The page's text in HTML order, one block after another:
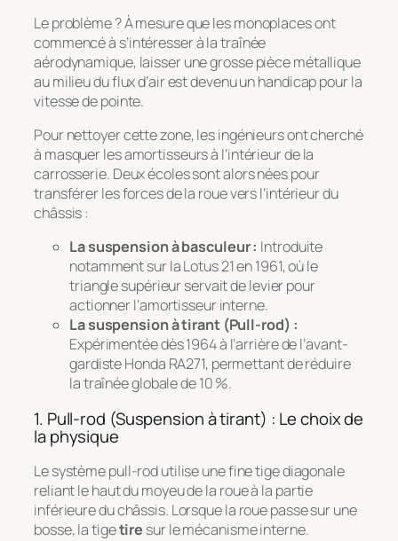
Le problème ? À mesure que les monoplaces ont
commencé à s’intéresser à la traînée
aérodynamique, laisser une grosse pièce métallique
au milieu du flux d’air est devenu un handicap pour la
vitesse de pointe.
Pour nettoyer cette zone, les ingénieurs ont cherché
à masquer les amortisseurs à l’intérieur de la
carrosserie. Deux écoles sont alors nées pour
transférer les forces de la roue vers l’intérieur du
châssis :
La suspension à basculeur : Introduite
notamment sur la Lotus 21 en 1961, où le
triangle supérieur servait de levier pour
actionner l’amortisseur interne.
La suspension à tirant (Pull-rod) :
Expérimentée dès 1964 à l’arrière de l’avant-
gardiste Honda RA271, permettant de réduire
la traînée globale de 10 %.
1. Pull-rod (Suspension à tirant) : Le choix de
la physique
Le système pull-rod utilise une fine tige diagonale
reliant le haut du moyeu de la roue à la partie
inférieure du châssis. Lorsque la roue passe sur une
bosse, la tigetire sur le mécanisme interne.